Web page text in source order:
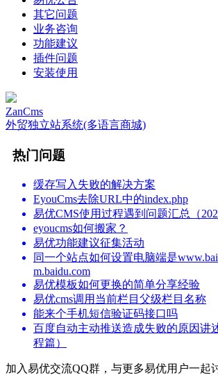
其它问题
业务咨询
功能建议
插件问题
安装使用
ZanCms
外贸独立站系统(多语言商城)
热门问题
缓存写入失败的解决方案
EyouCms去除URL中的index.php
易优CMS使用过程遇到问题汇总（
eyoucms如何搬家？
易优功能建议征集活动
同一个站点如何设置电脑端是
m.baidu.com
易优模板如何更换的简单分享经验
易优cms调用当前栏目父级栏目名称
能来个手机短信验证码接口吗
百度自动主动推送造成失败的原因讲
程篇）
加入易优交流QQ群，与更多易优用户一起